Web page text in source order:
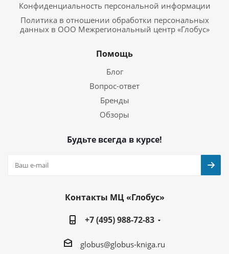
Конфиденциальность персональной информации
Политика в отношении обработки персональных
данных в ООО Межрегиональный центр «Глобус»
Помощь
Блог
Вопрос-ответ
Бренды
Обзоры
Будьте всегда в курсе!
Контакты МЦ «Глобус»
+7 (495) 988-72-83
globus@globus-kniga.ru